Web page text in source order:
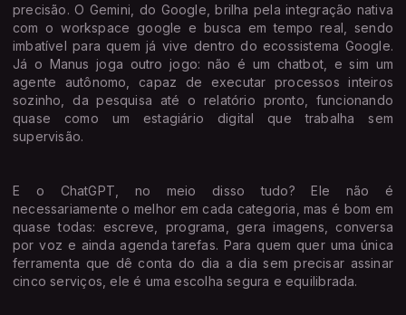
precisão. O Gemini, do Google, brilha pela integração nativa
com o workspace google e busca em tempo real, sendo
imbatível para quem já vive dentro do ecossistema Google.
Já o Manus joga outro jogo: não é um chatbot, e sim um
agente autônomo, capaz de executar processos inteiros
sozinho, da pesquisa até o relatório pronto, funcionando
quase como um estagiário digital que trabalha sem
supervisão.
E o ChatGPT, no meio disso tudo? Ele não é
necessariamente o melhor em cada categoria, mas é bom em
quase todas: escreve, programa, gera imagens, conversa
por voz e ainda agenda tarefas. Para quem quer uma única
ferramenta que dê conta do dia a dia sem precisar assinar
cinco serviços, ele é uma escolha segura e equilibrada.